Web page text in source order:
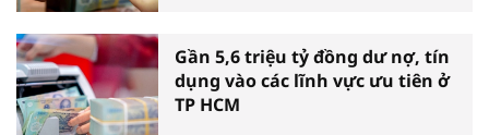
Gần 5,6 triệu tỷ đồng dư nợ, tín
dụng vào các lĩnh vực ưu tiên ở
TP HCM